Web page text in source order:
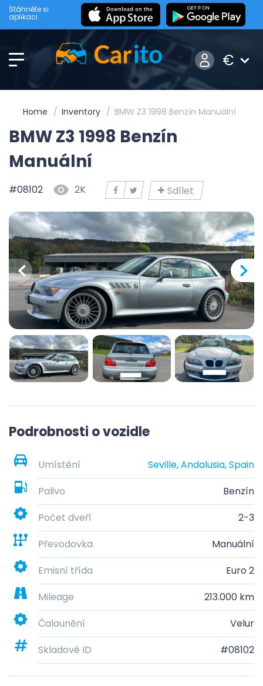
Stáhněte si
aplikaci
€
Home Inventory BMW Z3 1998 Benzín Manuální
BMW Z3 1998 Benzín
Manuální
#08102 2K Sdílet
Podrobnosti o vozidle
Umístění
Seville, Andalusia, Spain
Palivo
Benzín
Počet dveří
2-3
Převodovka
Manuální
Emisní třída
Euro 2
Mileage
213.000 km
Čalounění
Velur
Skladové ID
#08102